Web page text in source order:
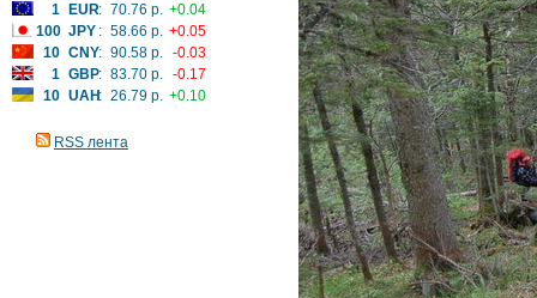
1
EUR: 70.76 р. +0.04
100 JPY : 58.66 р. +0.05
10 CNY: 90.58 р. -0.03
1 GBP: 83.70 р. -0.17
10 UAH: 26.79 р. +0.10
RSS лента